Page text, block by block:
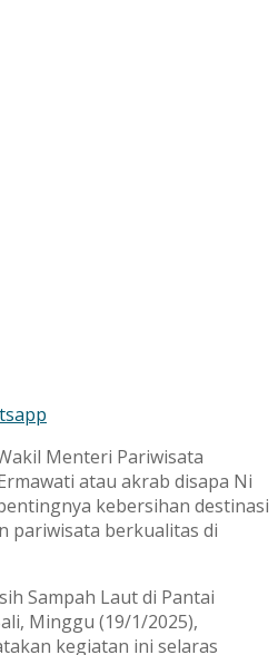
Menteri Pariwisata
atau akrab disapa Ni
kebersihan destinasi
pariwisata berkualitas di
Sampah Laut di Pantai
Minggu (19/1/2025),
kegiatan ini selaras